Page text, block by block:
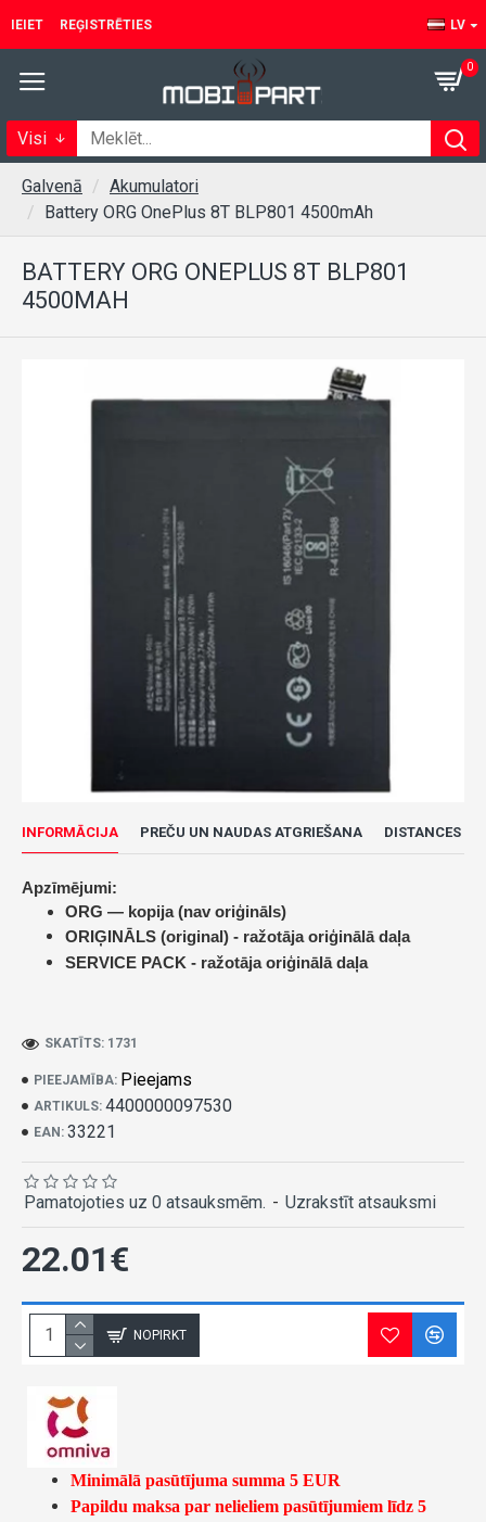
IEIET REĢISTRĒTIES LV
0
Visi
Galvenā
Akumulatori
Battery ORG OnePlus 8T BLP801 4500mAh
BATTERY ORG ONEPLUS 8T BLP801
4500MAH
INFORMĀCIJA PREČU UN NAUDAS ATGRIEŠANA DISTANCES
Apzīmējumi:
ORG — kopija (nav oriģināls)
ORIĢINĀLS (original) - ražotāja oriģinālā daļa
SERVICE PACK - ražotāja oriģinālā daļa
PIEEJAMĪBA: Pieejams
ARTIKULS: 4400000097530
EAN: 33221
SKATĪTS: 1731
Pamatojoties uz 0 atsauksmēm. - Uzrakstīt atsauksmi
22.01€
NOPIRKT
Minimālā pasūtījuma summa 5 EUR
Papildu maksa par nelieliem pasūtījumiem līdz 5